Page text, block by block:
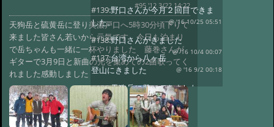
#95 '12 3/22 14:22
天狗岳と硫黄岳に登り美濃戸口へ5時30分頃下りて
来ました皆さん若いから元気です 今日も泊まり
で岳ちゃんも一緒に一杯やりました 藤巻さんが
ギターで3月9日と新曲の光を集めての2曲歌ってく
れました感動しました
#139:野口さんが今月２回目できま
した。
@ '16 10/25 05:51
#138:野口さんがきました
@ '16 10/4 00:07
#137:台湾から八ヶ岳
登山にきました
@ '16 9/2 00:18
#136:天狗岳に登ってきました。
@ '16 8/1 23:57
#135:野口さんと小島さ
んがきました。
@ '16 7/4 12:21